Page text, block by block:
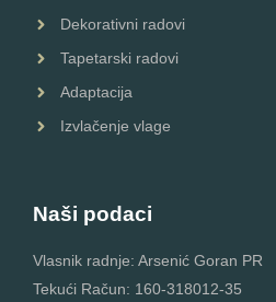
Dekorativni radovi
Tapetarski radovi
Adaptacija
Izvlačenje vlage
Naši podaci
Vlasnik radnje: Arsenić Goran PR
Tekući Račun: 160-318012-35